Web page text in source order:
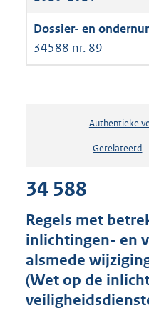
34588 nr. 89
Authentieke
Gerelateerd
34 588
Regels met
inlichtingen- en
alsmede
(Wet op de